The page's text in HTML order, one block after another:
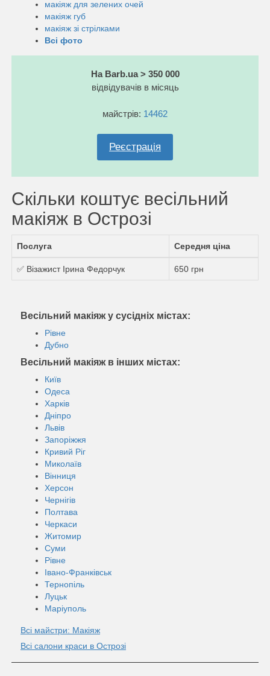
макіяж для зелених очей
макіяж губ
макіяж зі стрілками
Всі фото
На Barb.ua > 350 000
відвідувачів в місяць
майстрів: 14462
Реєстрація
Скільки коштує весільний
макіяж в Острозі
Послуга Середня ціна
✅ Візажист Ірина Федорчук 650 грн
Весільний макіяж у сусідніх містах:
Рівне
Дубно
Весільний макіяж в інших містах:
Київ
Одеса
Харків
Дніпро
Львів
Запоріжжя
Кривий Ріг
Миколаїв
Вінниця
Херсон
Чернігів
Полтава
Черкаси
Житомир
Суми
Рівне
Івано-Франківськ
Тернопіль
Луцьк
Маріуполь
Всі майстри: Макіяж
Всі салони краси в Острозі